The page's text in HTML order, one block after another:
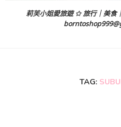
莉芙小姐愛旅遊 ✩ 旅行｜美食
TAG: